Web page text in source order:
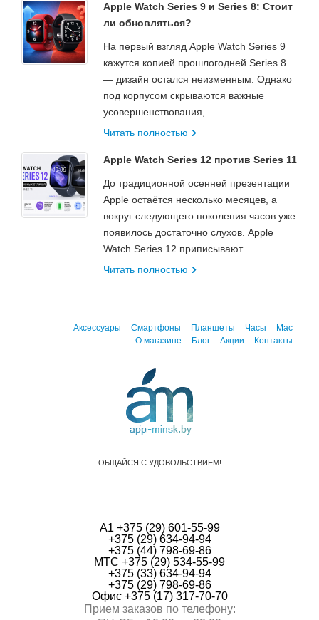
Apple Watch Series 9 и Series 8: Стоит
ли обновляться?
На первый взгляд Apple Watch Series 9
кажутся копией прошлогодней Series 8
— дизайн остался неизменным. Однако
под корпусом скрываются важные
усовершенствования,...
Читать полностью
Apple Watch Series 12 против Series 11
До традиционной осенней презентации
Apple остаётся несколько месяцев, а
вокруг следующего поколения часов уже
появилось достаточно слухов. Apple
Watch Series 12 приписывают...
Читать полностью
Аксессуары Смартфоны Планшеты Часы
Mac
О магазине
Блог Акции Контакты
ОБЩАЙСЯ С УДОВОЛЬСТВИЕМ!
А1 +375 (29) 601-55-99
+375 (29) 634-94-94
+375 (44) 798-69-86
МТС +375 (29) 534-55-99
+375 (33) 634-94-94
+375 (29) 798-69-86
Офис +375 (17) 317-70-70
Прием заказов по телефону: